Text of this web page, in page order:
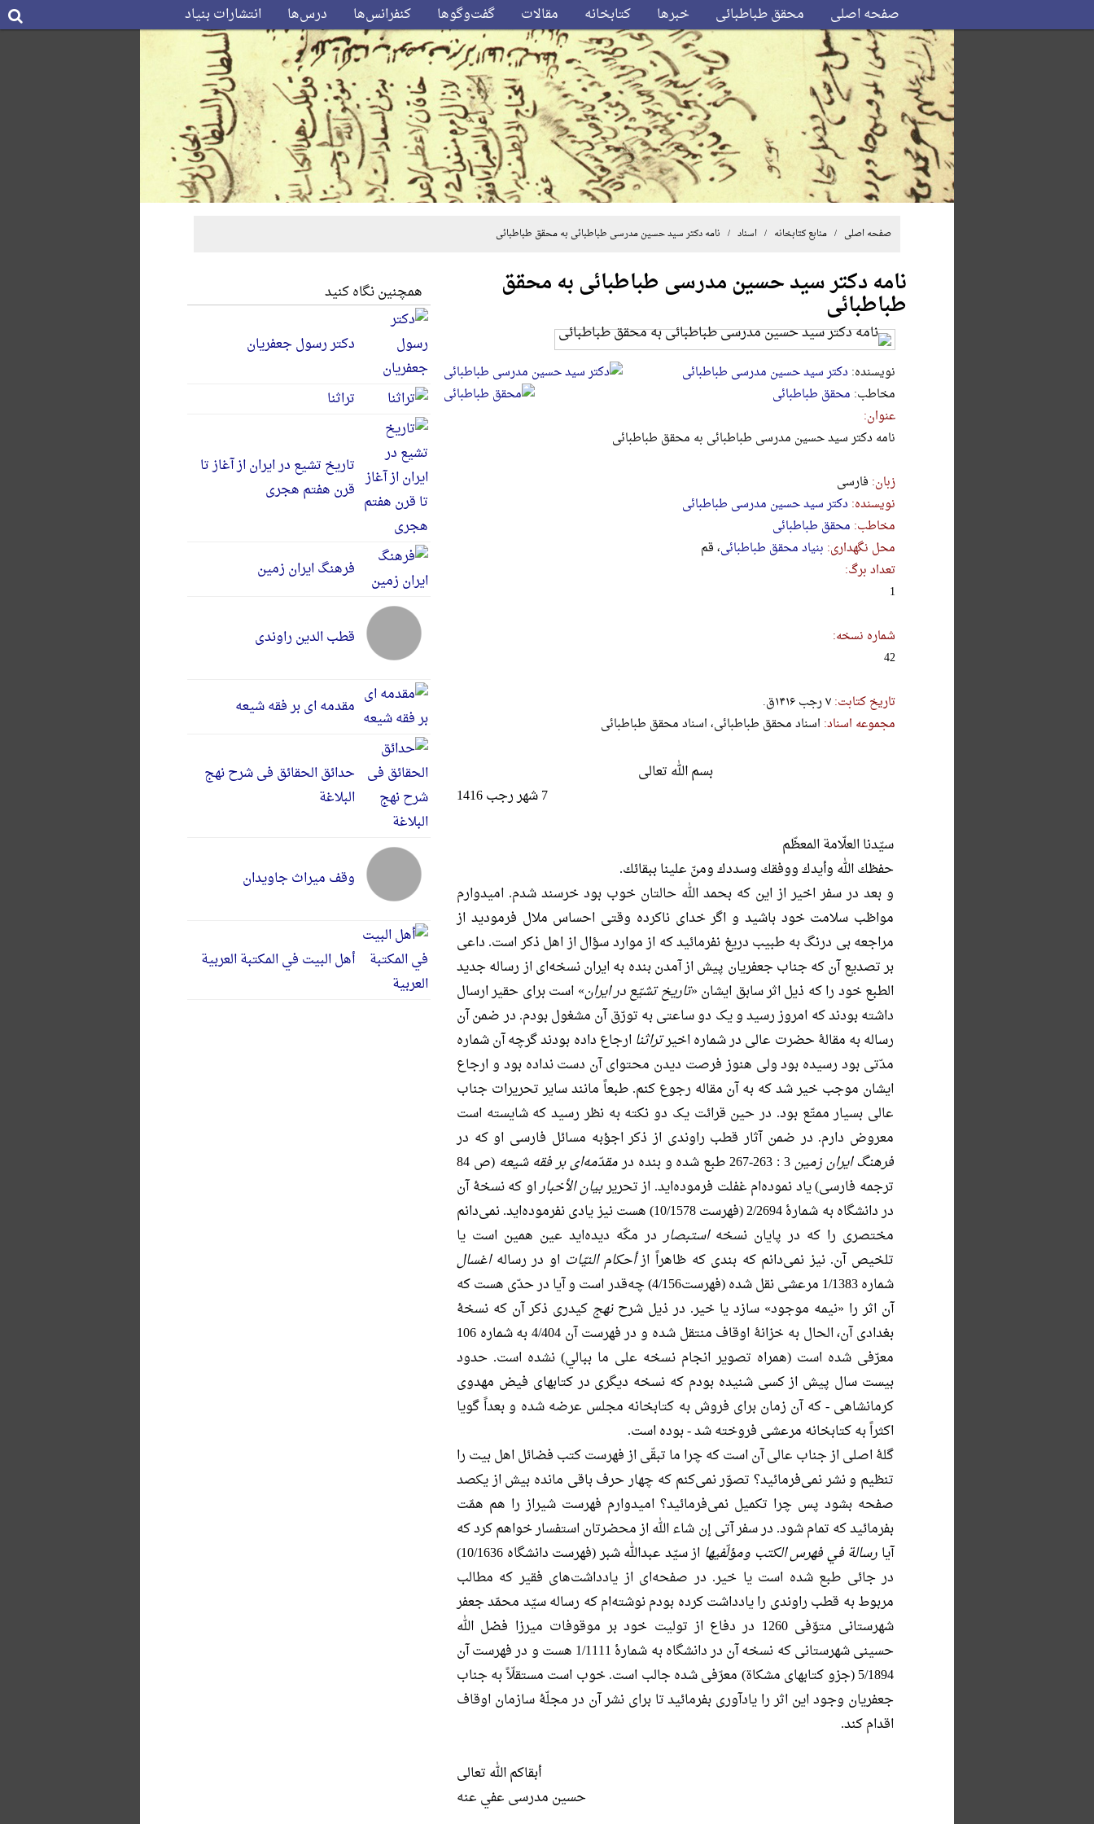
صفحه اصلی محقق طباطبائی خبرها کتابخانه مقالات گفت‌وگوها کنفرانس‌ها درس‌ها انتشارات بنیاد
صفحه اصلی / منابع کتابخانه /اسناد / نامه دکتر سید حسین مدرسی طباطبائی به محقق طباطبائی
نامه دکتر سید حسین مدرسی طباطبائی به محقق
طباطبائی
نویسنده: دکتر سید حسین مدرسی طباطبائی
مخاطب: محقق طباطبائی
عنوان:
نامه دکتر سید حسین مدرسی طباطبائی به محقق طباطبائی
زبان: فارسی
نویسنده: دکتر سید حسین مدرسی طباطبائی
مخاطب: محقق طباطبائی
محل نگهداری: بنیاد محقق طباطبائی، قم
تعداد برگ:
1
شماره نسخه:
42
تاریخ کتابت:۷ رجب ۱۴۱۶ق.
مجموعه اسناد: اسناد محقق طباطبائی، اسناد محقق طباطبائی
بسم الله تعالی
7 شهر رجب 1416
سیّدنا العلّامة المعظّم
حفظك الله وأیدك ووفقك وسددك ومنّ علینا ببقائك.
و بعد در سفر اخیر از این که بحمد الله حالتان خوب بود خرسند شدم. امیدوارم
مواظب سلامت خود باشید و اگر خدای ناکرده وقتی احساس ملال فرمودید از
مراجعه بی درنگ به طبیب دریغ نفرمائید که از موارد سؤال از اهل ذکر است. داعی
بر تصدیع آن که جناب جعفریان پیش از آمدن بنده به ایران نسخه‌ای از رساله جدید
الطبع خود را که ذیل اثر سابق ایشان «تاریخ تشیّع در ایران» است برای حقیر ارسال
داشته بودند که امروز رسید و یک دو ساعتی به تورّق آن مشغول بودم. در ضمن آن
رساله به مقالۀ حضرت عالی در شماره اخیرتراثنا ارجاع داده بودند گرچه آن شماره
مدّتی بود رسیده بود ولی هنوز فرصت دیدن محتوای آن دست نداده بود و ارجاع
ایشان موجب خیر شد که به آن مقاله رجوع کنم. طبعاً مانند سایر تحریرات جناب
عالی بسیار ممتّع بود. در حین قرائت یک دو نکته به نظر رسید که شایسته است
معروض دارم. در ضمن آثار قطب راوندی از ذکر اجؤبه مسائل فارسی او که در
فرهنگ ایران زمین3 : 263-267 طبع شده و بنده در مقدّمه‌ای بر فقه شیعه
(ص 84
ترجمه فارسی) یاد نموده‌ام غفلت فرموده‌اید. از تحریربیان الأخباراو که نسخۀ آن
در دانشگاه به شمارۀ 2/2694 (فهرست 10/1578) هست نیز یادی نفرموده‌اید. نمی‌دانم
مختصری را که در پایان نسخهاستبصاردر مکّه دیده‌اید عین همین است یا
تلخیص آن. نیز نمی‌دانم که بندی که ظاهراً ازأحکام النیّات او در رسالهاغسال
شماره 1/1383 مرعشی نقل شده (فهرست4/156) چه‌قدر است و آیا در حدّی هست که
آن اثر را «نیمه موجود» سازد یا خیر. در ذیل شرحنهج کیدری ذکر آن که نسخۀ
بغدادی آن، الحال به خزانۀ اوقاف منتقل شده و در فهرست آن 4/404 به شماره 106
معرّفی شده است (همراه تصویر انجام نسخه علی ما ببالي) نشده است. حدود
بیست سال پیش از کسی شنیده بودم که نسخه دیگری در کتابهای فیض مهدوی
کرمانشاهی - که آن زمان برای فروش به کتابخانه مجلس عرضه شده و بعداً گویا
اکثراً به کتابخانه مرعشی فروخته شد - بوده است.
گلۀ اصلی از جناب عالی آن است که چرا ما تبقّی از فهرست کتب فضائل اهل بیت را
تنظیم و نشر نمی‌فرمائید؟ تصوّر نمی‌کنم که چهار حرف باقی مانده بیش از یکصد
صفحه بشود پس چرا تکمیل نمی‌فرمائید؟ امیدوارم فهرست شیراز را هم همّت
بفرمائید که تمام شود. در سفر آتی إن شاء الله از محضرتان استفسار خواهم کرد که
آیا رسالة في فهرس الکتب ومؤلّفیها
از سیّد عبدالله شبر (فهرست دانشگاه 10/1636)
در جائی طبع شده است یا خیر. در صفحه‌ای از یادداشت‌های فقیر که مطالب
مربوط به قطب راوندی را یادداشت کرده بودم نوشته‌ام که رساله سیّد محمّد جعفر
شهرستانی متوّفی 1260 در دفاع از تولیت خود بر موقوفات میرزا فضل الله
حسینی شهرستانی که نسخه آن در دانشگاه به شمارۀ 1/1111 هست و در فهرست آن
5/1894 (جزو کتابهای مشکاة) معرّفی شده جالب است. خوب است مستقلّاً به جناب
جعفریان وجود این اثر را یادآوری بفرمائید تا برای نشر آن در مجلّۀ سازمان اوقاف
اقدام کند.
أبقاکم الله تعالی
حسین مدرسی عفي عنه
همچنین نگاه کنید
دکتر رسول جعفریان
تراثنا
تاریخ تشیع در ایران از آغاز تا
قرن هفتم هجری
فرهنگ ایران زمین
قطب الدین راوندی
مقدمه ای بر فقه شیعه
حدائق الحقائق فی شرح نهج
البلاغة
وقف میراث جاویدان
أهل البیت في المکتبة العربیة